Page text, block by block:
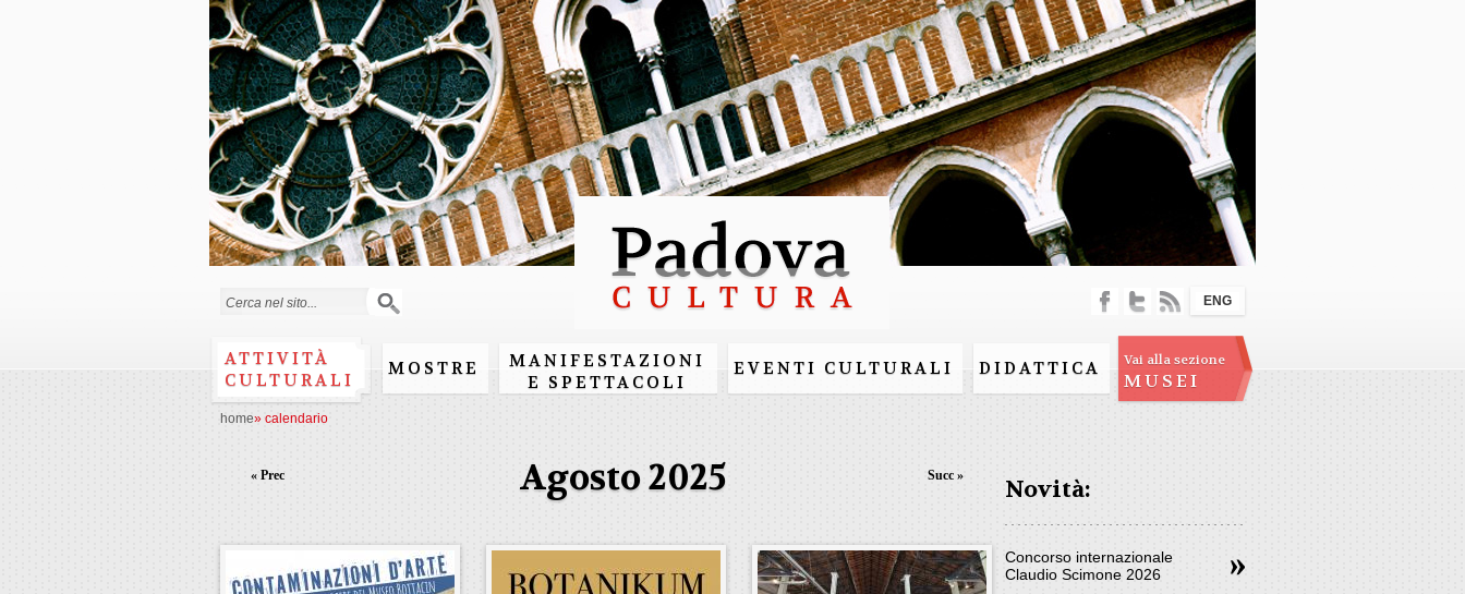
Salta al
contenuto
principale
Form di ricerca
ATTIVITÀ
CULTURALI
MOSTRE
MANIFESTAZIONI
E SPETTACOLI
EVENTI CULTURALI DIDATTICA Vai alla sezione
MUSEI
ENG
home» calendario
Agosto 2025
« Prec Succ »
Novità:
Concorso internazionale
Claudio Scimone 2026